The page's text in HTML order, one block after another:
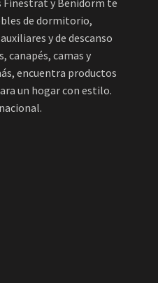
de dormitorio,
y de descanso
canapés, camas y
encuentra productos
un hogar con estilo.